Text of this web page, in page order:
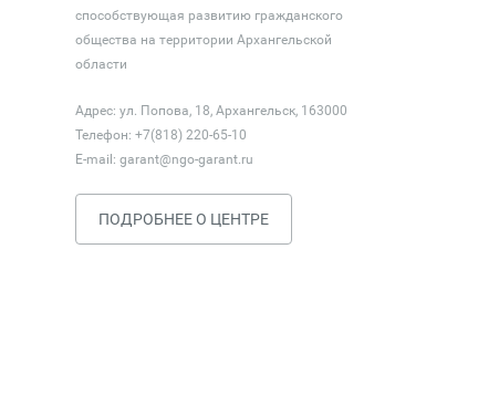
способствующая развитию гражданского
общества на территории Архангельской
области
Адрес: ул. Попова, 18, Архангельск, 163000
Телефон: +7(818) 220-65-10
E-mail: garant@ngo-garant.ru
ПОДРОБНЕЕ О ЦЕНТРЕ